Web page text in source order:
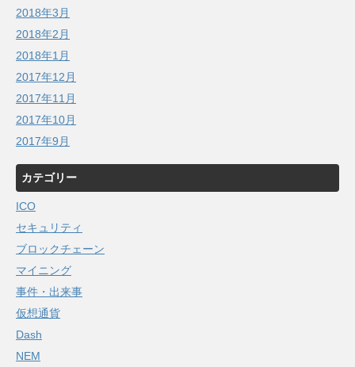
2018年3月
2018年2月
2018年1月
2017年12月
2017年11月
2017年10月
2017年9月
カテゴリー
ICO
セキュリティ
ブロックチェーン
マイニング
事件・出来事
仮想通貨
Dash
NEM